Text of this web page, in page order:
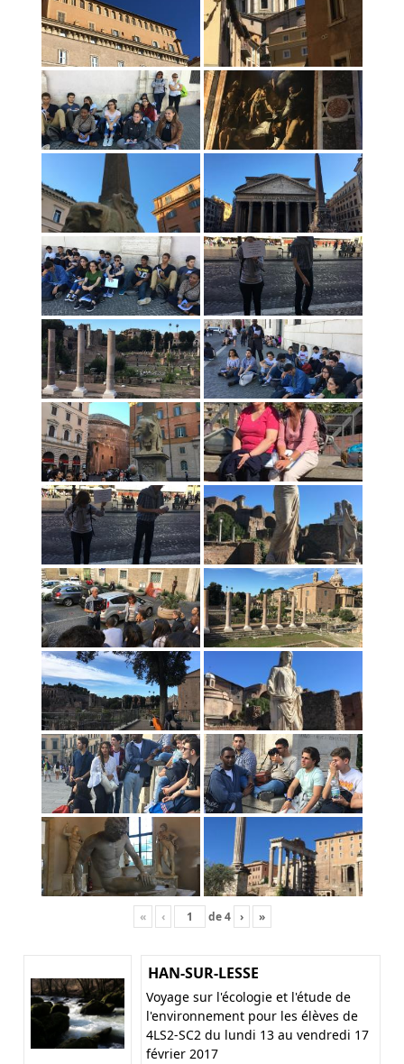
« ‹ de4 › »
HAN-SUR-LESSE
Voyage sur l'écologie et l'étude de
l'environnement pour les élèves de
4LS2-SC2 du lundi 13 au vendredi 17
février 2017